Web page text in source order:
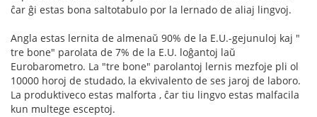
ĉar ĝi estas bona saltotabulo por la lernado de aliaj lingvoj.
Angla estas lernita de almenaŭ 90% de la E.U.-gejunuloj kaj "
tre bone" parolata de 7% de la E.U. loĝantoj laŭ
Eurobarometro. La "tre bone" parolantoj lernis mezfoje pli ol
10000 horoj de studado, la ekvivalento de ses jaroj de laboro.
La produktiveco estas malforta , ĉar tiu lingvo estas malfacila
kun multege esceptoj.